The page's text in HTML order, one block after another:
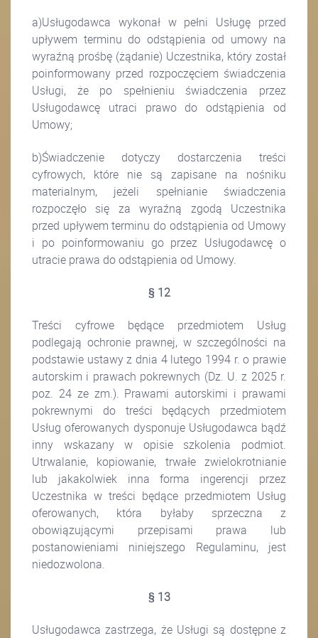
a)Usługodawca wykonał w pełni Usługę przed
upływem terminu do odstąpienia od umowy na
wyraźną prośbę (żądanie) Uczestnika, który został
poinformowany przed rozpoczęciem świadczenia
Usługi, że po spełnieniu świadczenia przez
Usługodawcę utraci prawo do odstąpienia od
Umowy;
b)Świadczenie dotyczy dostarczenia treści
cyfrowych, które nie są zapisane na nośniku
materialnym, jeżeli spełnianie świadczenia
rozpoczęło się za wyraźną zgodą Uczestnika
przed upływem terminu do odstąpienia od Umowy
i po poinformowaniu go przez Usługodawcę o
utracie prawa do odstąpienia od Umowy.
§ 12
Treści cyfrowe będące przedmiotem Usług
podlegają ochronie prawnej, w szczególności na
podstawie ustawy z dnia 4 lutego 1994 r. o prawie
autorskim i prawach pokrewnych (Dz. U. z 2025 r.
poz. 24 ze zm.). Prawami autorskimi i prawami
pokrewnymi do treści będących przedmiotem
Usług oferowanych dysponuje Usługodawca bądź
inny wskazany w opisie szkolenia podmiot.
Utrwalanie, kopiowanie, trwałe zwielokrotnianie
lub jakakolwiek inna forma ingerencji przez
Uczestnika w treści będące przedmiotem Usług
oferowanych, która byłaby sprzeczna z
obowiązującymi przepisami prawa lub
postanowieniami niniejszego Regulaminu, jest
niedozwolona.
§ 13
Usługodawca zastrzega, że Usługi są dostępne z